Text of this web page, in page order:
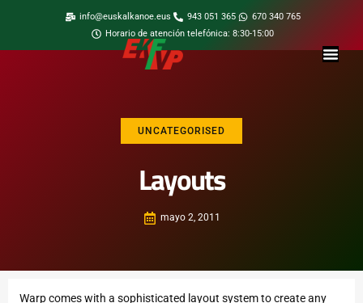
info@euskalkanoe.eus 943 051 365
670 340 765
Horario de atención telefónica: 8:30-15:00
UNCATEGORISED
Layouts
mayo 2, 2011
Warp comes with a sophisticated layout system to create any